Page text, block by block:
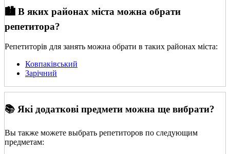
🏙️ В яких районах міста можна обрати
репетитора?
Репетиторів для занять можна обрати в таких районах міста:
Ковпаківський
Зарічний
📚 Які додаткові предмети можна ще вибрати?
Вы также можете выбрать репетиторов по следующим
предметам: